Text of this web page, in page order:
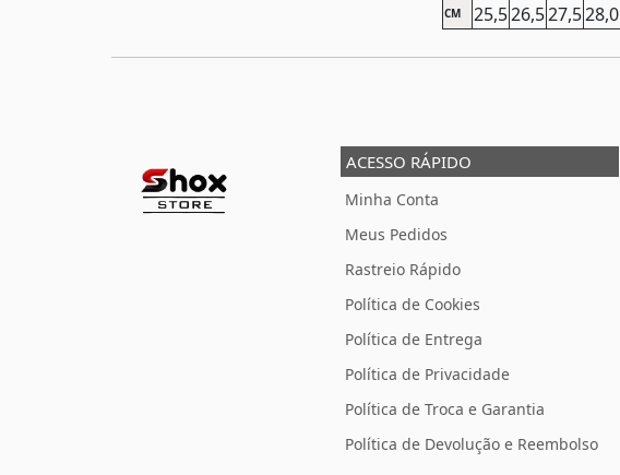
CM 25,526,527,528,0
ACESSO RÁPIDO
Minha Conta
Meus Pedidos
Rastreio Rápido
Política de Cookies
Política de Entrega
Política de Privacidade
Política de Troca e Garantia
Política de Devolução e Reembolso